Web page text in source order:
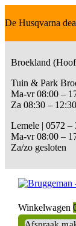
De Husqvarna
Broekland
Tuin & Park
Ma-vr 08:00 –
Za 08:30 – 12:30
Lemele | 0572 –
Ma-vr 08:00 –
Za/zo gesloten
Winkelwagen